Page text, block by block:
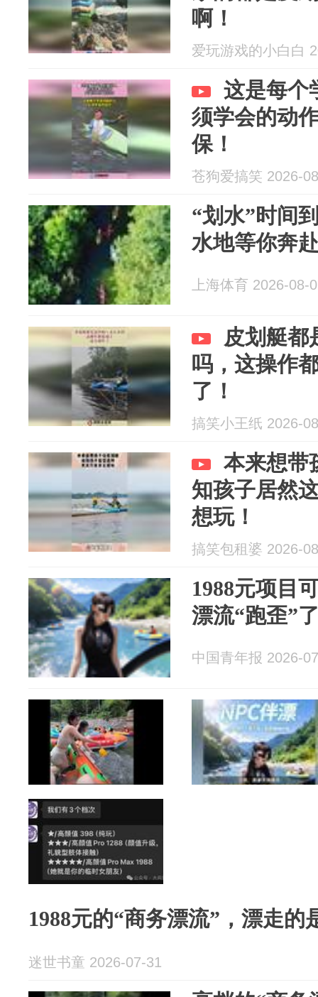
啊！
爱玩游戏的小白白
这是每个
须学会的动
保！
苍狗爱搞笑 2026-
“划水”时间
水地等你奔
上海体育 2026-08-
皮划艇都
吗，这操作
了！
搞笑小王纸 2026-
本来想带
知孩子居然
想玩！
搞笑包租婆 2026-
1988元项目
漂流“跑歪”
中国青年报 2026-
1988元的“商务漂流”，漂走的
迷世书童 2026-07-31